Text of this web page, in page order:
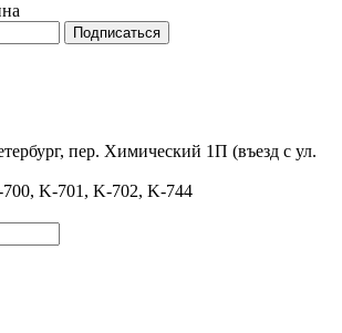
пер. Химический 1П (въезд с ул.
K-701, K-702, K-744